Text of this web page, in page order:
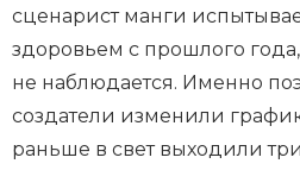
сценарист манги
здоровьем с прошлого
не наблюдается. Именно
создатели изменили
раньше в свет выходили